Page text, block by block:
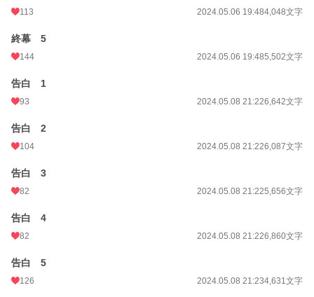
113 2024.05.06 19:484,048文字
終幕 5
144 2024.05.06 19:485,502文字
告白 1
93 2024.05.08 21:226,642文字
告白 2
104 2024.05.08 21:226,087文字
告白 3
82 2024.05.08 21:225,656文字
告白 4
82 2024.05.08 21:226,860文字
告白 5
126 2024.05.08 21:234,631文字